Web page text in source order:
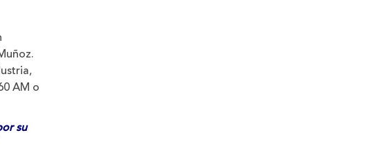
AM o
su